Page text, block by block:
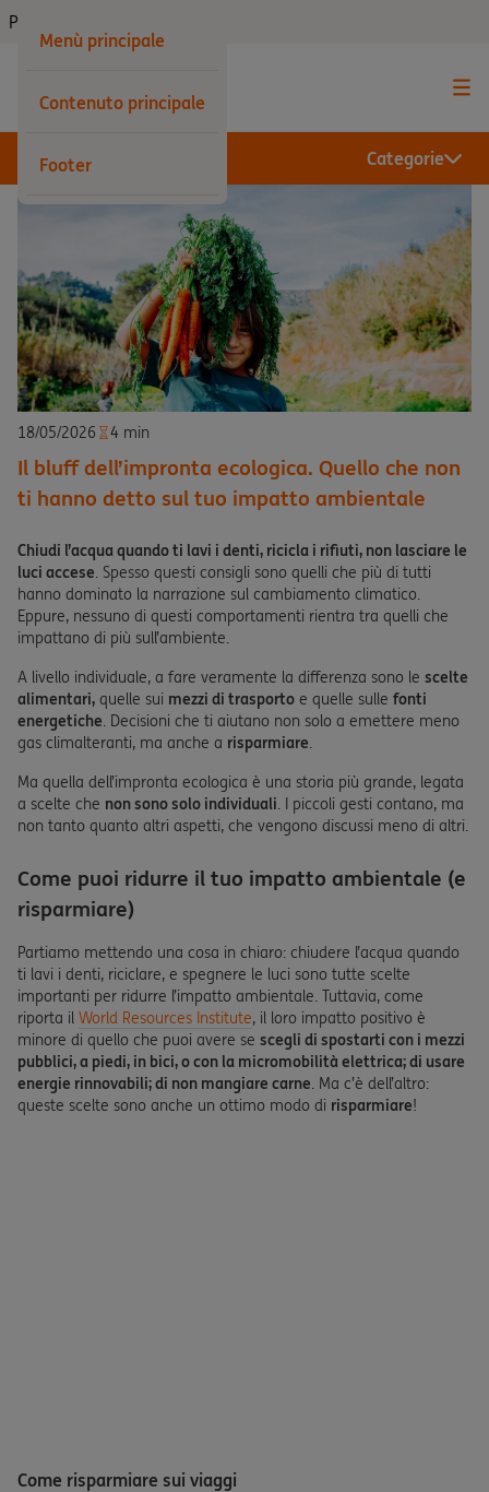
Menù principale
Contenuto principale
Footer
Privati
Categorie
18/05/2026 4 min
Il bluff dell’impronta ecologica. Quello che non
ti hanno detto sul tuo impatto ambientale
Chiudi l’acqua quando ti lavi i denti, ricicla i rifiuti, non lasciare le
luci accese. Spesso questi consigli sono quelli che più di tutti
hanno dominato la narrazione sul cambiamento climatico.
Eppure, nessuno di questi comportamenti rientra tra quelli che
impattano di più sull’ambiente.
A livello individuale, a fare veramente la differenza sono le scelte
alimentari, quelle sui mezzi di trasporto e quelle sulle fonti
energetiche. Decisioni che ti aiutano non solo a emettere meno
gas climalteranti, ma anche a risparmiare.
Ma quella dell’impronta ecologica è una storia più grande, legata
a scelte che non sono solo individuali. I piccoli gesti contano, ma
non tanto quanto altri aspetti, che vengono discussi meno di altri.
Come puoi ridurre il tuo impatto ambientale (e
risparmiare)
Partiamo mettendo una cosa in chiaro: chiudere l’acqua quando
ti lavi i denti, riciclare, e spegnere le luci sono tutte scelte
importanti per ridurre l’impatto ambientale. Tuttavia, come
riporta il World Resources Institute, il loro impatto positivo è
minore di quello che puoi avere se scegli di spostarti con i mezzi
pubblici, a piedi, in bici, o con la micromobilità elettrica; di usare
energie rinnovabili; di non mangiare carne. Ma c’è dell’altro:
queste scelte sono anche un ottimo modo di risparmiare!
Come risparmiare sui viaggi